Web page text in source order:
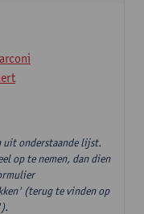
uit onderstaande lijst.
op te nemen, dan dien
(terug te vinden op